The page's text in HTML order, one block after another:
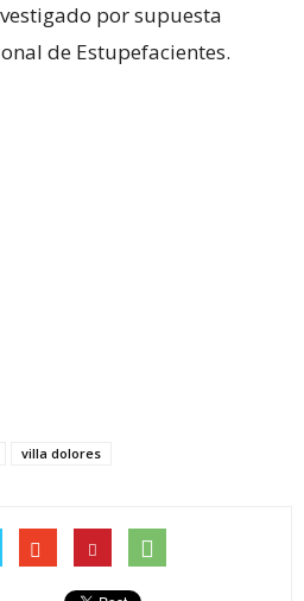
por supuesta
de Estupefacientes.
villa dolores